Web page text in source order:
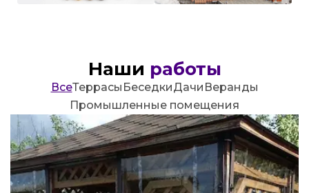
Наши работы
ВсеТеррасы БеседкиДачи Веранды
Промышленные помещения